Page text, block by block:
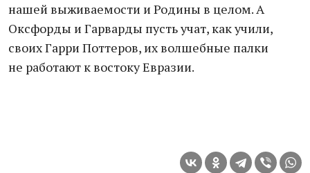
нашей выживаемости и Родины в целом. А
Оксфорды и Гарварды пусть учат, как учили,
своих Гарри Поттеров, их волшебные палки
не работают к востоку Евразии.